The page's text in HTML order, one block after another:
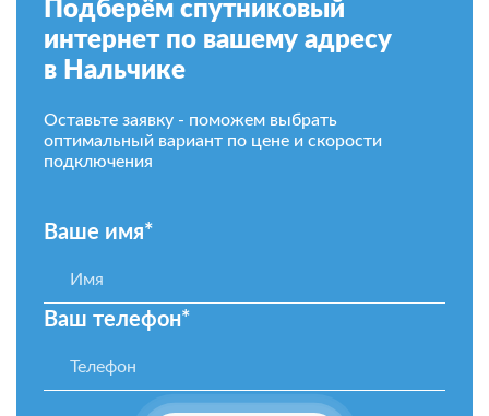
Подберём спутниковый
интернет по вашему адресу
в Нальчике
Оставьте заявку - поможем выбрать
оптимальный вариант по цене и скорости
подключения
Ваше имя*
Ваш телефон*